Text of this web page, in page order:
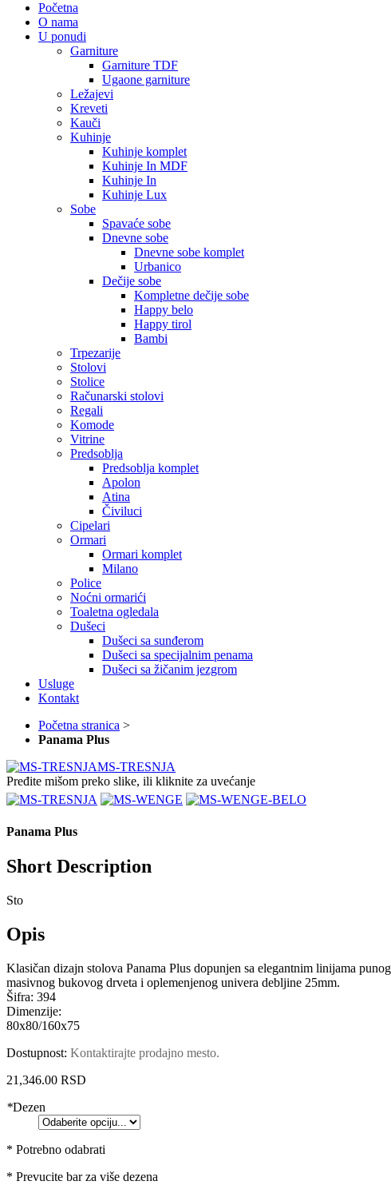
Početna
O nama
U ponudi
Garniture
Garniture TDF
Ugaone garniture
Ležajevi
Kreveti
Kauči
Kuhinje
Kuhinje komplet
Kuhinje In MDF
Kuhinje In
Kuhinje Lux
Sobe
Spavaće sobe
Dnevne sobe
Dnevne sobe komplet
Urbanico
Dečije sobe
Kompletne dečije sobe
Happy belo
Happy tirol
Bambi
Trpezarije
Stolovi
Stolice
Računarski stolovi
Regali
Komode
Vitrine
Predsoblja
Predsoblja komplet
Apolon
Atina
Čiviluci
Cipelari
Ormari
Ormari komplet
Milano
Police
Noćni ormarići
Toaletna ogledala
Dušeci
Dušeci sa sunđerom
Dušeci sa specijalnim penama
Dušeci sa žičanim jezgrom
Usluge
Kontakt
Početna stranica >
Panama Plus
MS-TRESNJA
Pređite mišom preko slike, ili kliknite za uvećanje
Panama Plus
Short Description
Sto
Opis
Klasičan dizajn stolova Panama Plus dopunjen sa elegantnim linijama
masivnog bukovog drveta i oplemenjenog univera debljine 25mm.
Šifra: 394
Dimenzije:
80x80/160x75
Dostupnost: Kontaktirajte prodajno mesto.
21,346.00 RSD
*Dezen
* Potrebno odabrati
* Prevucite bar za više dezena